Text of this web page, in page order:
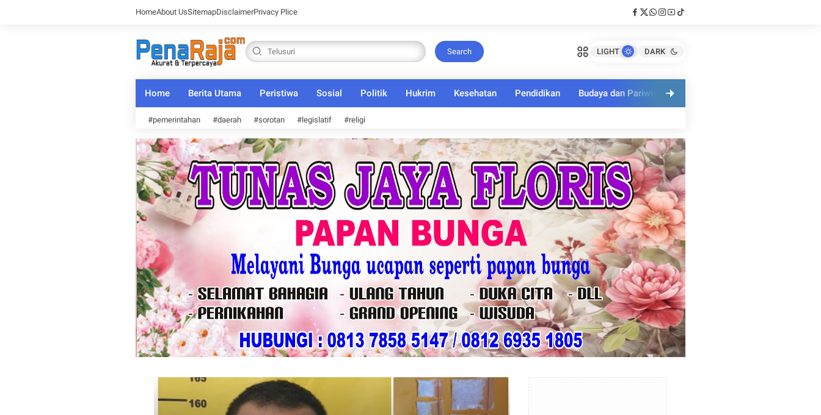
HomeAbout UsSitemapDisclaimerPrivacy Plice
Search LIGHT DARK
Home Berita Utama Peristiwa Sosial Politik Hukrim Kesehatan Pendidikan Budaya dan Pariwisata
#pemerintahan #daerah #sorotan #legislatif #religi